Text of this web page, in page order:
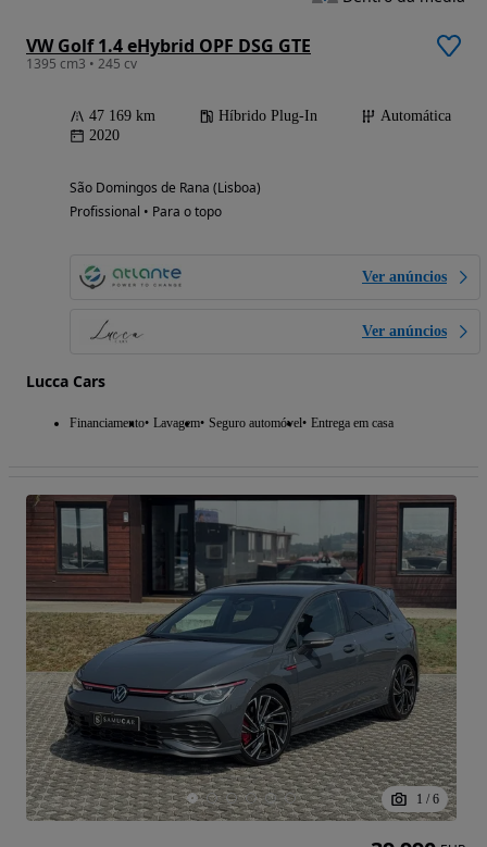
VW Golf 1.4 eHybrid OPF DSG GTE
1395 cm3 • 245 cv
47 169 km Híbrido Plug-In
Automática
2020
São Domingos de Rana (Lisboa)
Profissional • Para o topo
Ver anúncios
Ver anúncios
Lucca Cars
Financiamento Lavagem Seguro automóvel Entrega em casa
1 / 6